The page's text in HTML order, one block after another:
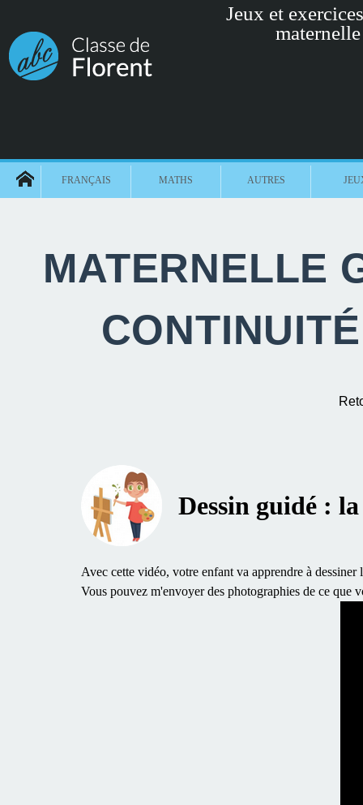
Jeux et
FRANÇAIS MATHS AUTRES
MATERNELLE
Dessin guidé :
Avec cette vidéo, votre enfant va apprendre à
Vous pouvez m'envoyer des photographies de ce